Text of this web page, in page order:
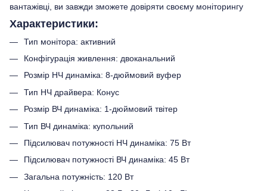
вантажівці, ви завжди зможете довіряти своєму моніторингу
Характеристики:
Тип монітора: активний
Конфігурація живлення: двоканальний
Розмір НЧ динаміка: 8-дюймовий вуфер
Тип НЧ драйвера: Конус
Розмір ВЧ динаміка: 1-дюймовий твітер
Тип ВЧ динаміка: купольний
Підсилювач потужності НЧ динаміка: 75 Вт
Підсилювач потужності ВЧ динаміка: 45 Вт
Загальна потужність: 120 Вт